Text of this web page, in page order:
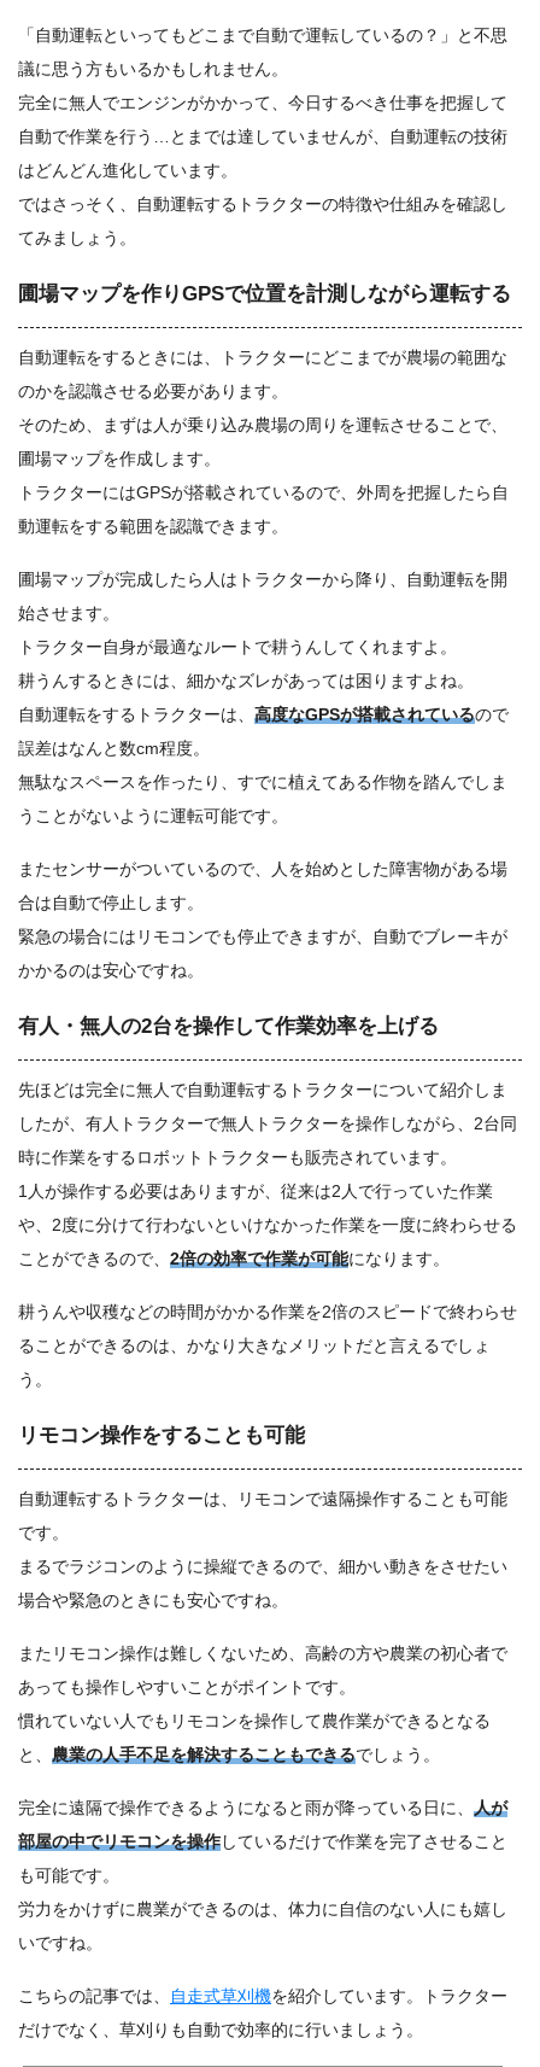
「自動運転といってもどこまで自動で運転しているの？」と不思
議に思う方もいるかもしれません。
完全に無人でエンジンがかかって、今日するべき仕事を把握して
自動で作業を行う…とまでは達していませんが、自動運転の技術
はどんどん進化しています。
ではさっそく、自動運転するトラクターの特徴や仕組みを確認し
てみましょう。
圃場マップを作りGPSで位置を計測しながら運転する
自動運転をするときには、トラクターにどこまでが農場の範囲な
のかを認識させる必要があります。
そのため、まずは人が乗り込み農場の周りを運転させることで、
圃場マップを作成します。
トラクターにはGPSが搭載されているので、外周を把握したら自
動運転をする範囲を認識できます。
圃場マップが完成したら人はトラクターから降り、自動運転を開
始させます。
トラクター自身が最適なルートで耕うんしてくれますよ。
耕うんするときには、細かなズレがあっては困りますよね。
自動運転をするトラクターは、 高度なGPSが搭載されているので
誤差はなんと数cm程度。
無駄なスペースを作ったり、すでに植えてある作物を踏んでしま
うことがないように運転可能です。
またセンサーがついているので、人を始めとした障害物がある場
合は自動で停止します。
緊急の場合にはリモコンでも停止できますが、自動でブレーキが
かかるのは安心ですね。
有人・無人の2台を操作して作業効率を上げる
先ほどは完全に無人で自動運転するトラクターについて紹介しま
したが、有人トラクターで無人トラクターを操作しながら、2台同
時に作業をするロボットトラクターも販売されています。
1人が操作する必要はありますが、従来は2人で行っていた作業
や、2度に分けて行わないといけなかった作業を一度に終わらせる
ことができるので、 2倍の効率で作業が可能になります。
耕うんや収穫などの時間がかかる作業を2倍のスピードで終わらせ
ることができるのは、かなり大きなメリットだと言えるでしょ
う。
リモコン操作をすることも可能
自動運転するトラクターは、リモコンで遠隔操作することも可能
です。
まるでラジコンのように操縦できるので、細かい動きをさせたい
場合や緊急のときにも安心ですね。
またリモコン操作は難しくないため、高齢の方や農業の初心者で
あっても操作しやすいことがポイントです。
慣れていない人でもリモコンを操作して農作業ができるとなる
と、 農業の人手不足を解決することもできるでしょう。
完全に遠隔で操作できるようになると雨が降っている日に、 人が
部屋の中でリモコンを操作しているだけで作業を完了させること
も可能です。
労力をかけずに農業ができるのは、体力に自信のない人にも嬉し
いですね。
こちらの記事では、 自走式草刈機を紹介しています。トラクター
だけでなく、草刈りも自動で効率的に行いましょう。